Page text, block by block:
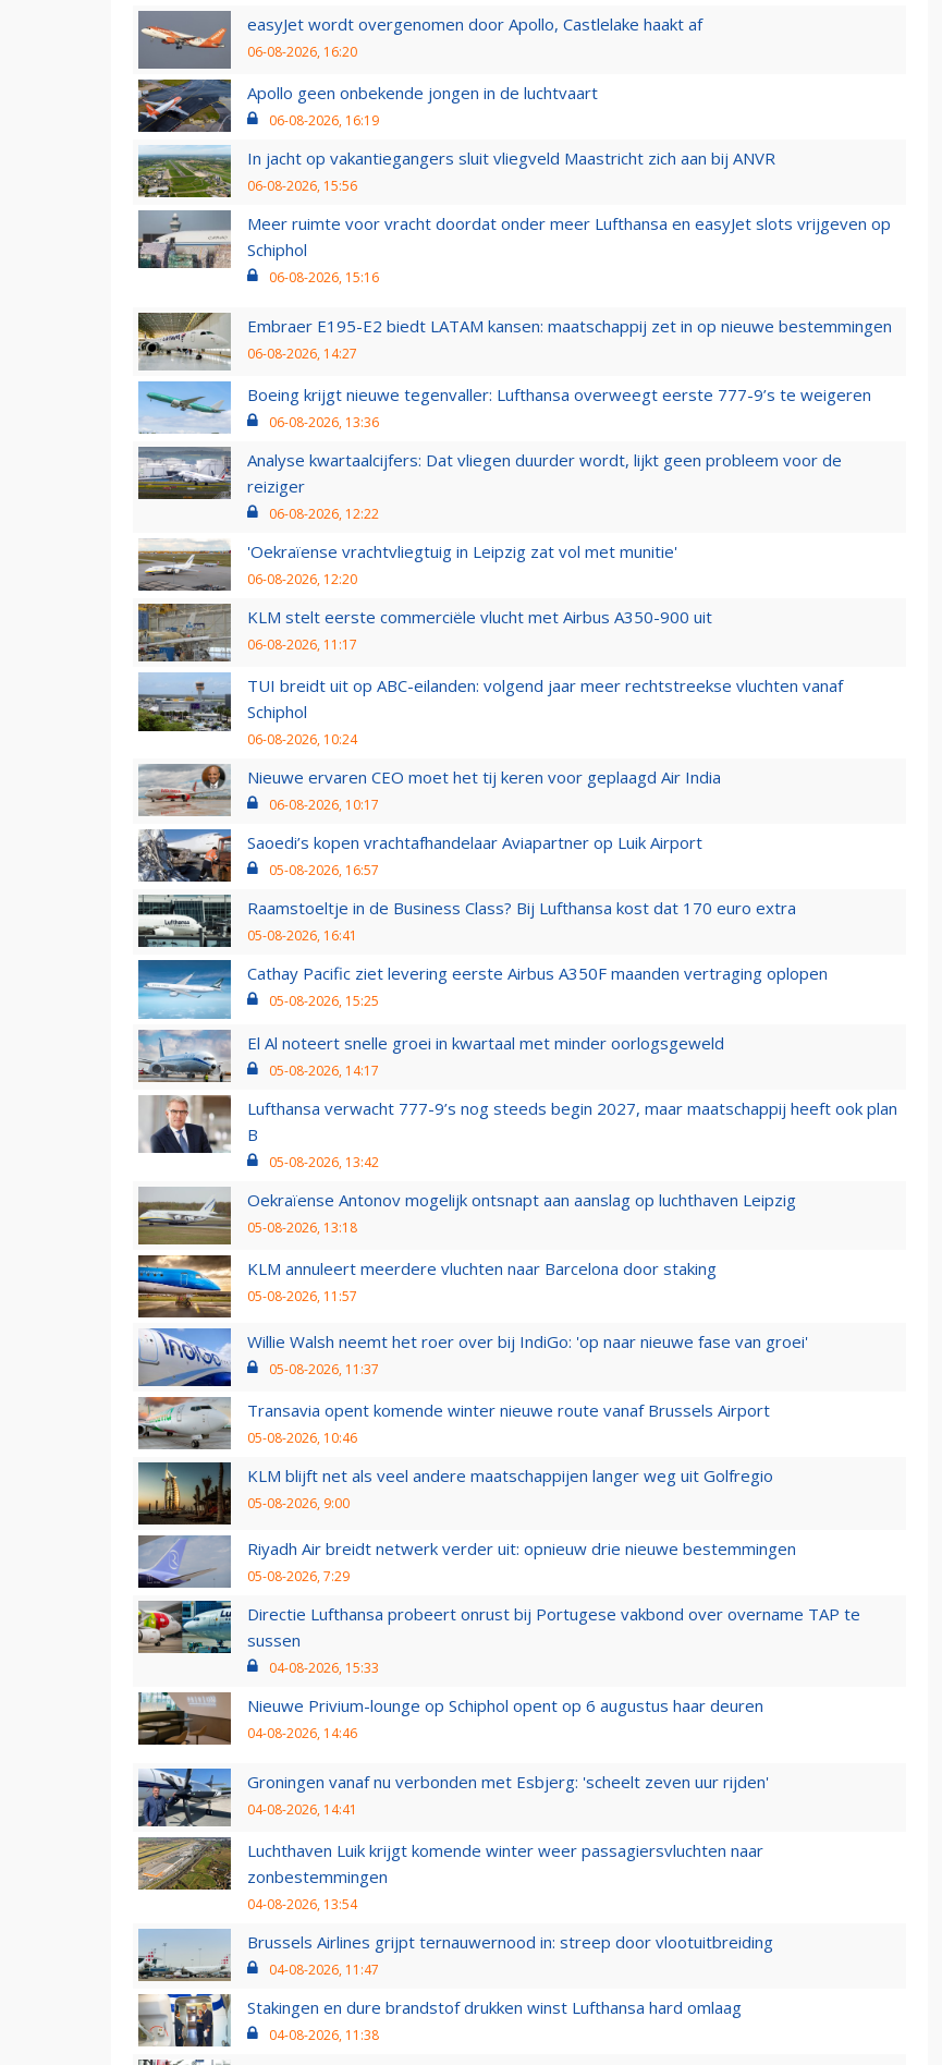
easyJet wordt overgenomen door Apollo, Castlelake haakt af
06-08-2026, 16:20
Apollo geen onbekende jongen in de luchtvaart
06-08-2026, 16:19
In jacht op vakantiegangers sluit vliegveld Maastricht zich aan bij ANVR
06-08-2026, 15:56
Meer ruimte voor vracht doordat onder meer Lufthansa en easyJet slots vrijgeven op
Schiphol
06-08-2026, 15:16
Embraer E195-E2 biedt LATAM kansen: maatschappij zet in op nieuwe bestemmingen
06-08-2026, 14:27
Boeing krijgt nieuwe tegenvaller: Lufthansa overweegt eerste 777-9’s te weigeren
06-08-2026, 13:36
Analyse kwartaalcijfers: Dat vliegen duurder wordt, lijkt geen probleem voor de
reiziger
06-08-2026, 12:22
'Oekraïense vrachtvliegtuig in Leipzig zat vol met munitie'
06-08-2026, 12:20
KLM stelt eerste commerciële vlucht met Airbus A350-900 uit
06-08-2026, 11:17
TUI breidt uit op ABC-eilanden: volgend jaar meer rechtstreekse vluchten vanaf
Schiphol
06-08-2026, 10:24
Nieuwe ervaren CEO moet het tij keren voor geplaagd Air India
06-08-2026, 10:17
Saoedi’s kopen vrachtafhandelaar Aviapartner op Luik Airport
05-08-2026, 16:57
Raamstoeltje in de Business Class? Bij Lufthansa kost dat 170 euro extra
05-08-2026, 16:41
Cathay Pacific ziet levering eerste Airbus A350F maanden vertraging oplopen
05-08-2026, 15:25
El Al noteert snelle groei in kwartaal met minder oorlogsgeweld
05-08-2026, 14:17
Lufthansa verwacht 777-9’s nog steeds begin 2027, maar maatschappij heeft ook plan
B
05-08-2026, 13:42
Oekraïense Antonov mogelijk ontsnapt aan aanslag op luchthaven Leipzig
05-08-2026, 13:18
KLM annuleert meerdere vluchten naar Barcelona door staking
05-08-2026, 11:57
Willie Walsh neemt het roer over bij IndiGo: 'op naar nieuwe fase van groei'
05-08-2026, 11:37
Transavia opent komende winter nieuwe route vanaf Brussels Airport
05-08-2026, 10:46
KLM blijft net als veel andere maatschappijen langer weg uit Golfregio
05-08-2026, 9:00
Riyadh Air breidt netwerk verder uit: opnieuw drie nieuwe bestemmingen
05-08-2026, 7:29
Directie Lufthansa probeert onrust bij Portugese vakbond over overname TAP te
sussen
04-08-2026, 15:33
Nieuwe Privium-lounge op Schiphol opent op 6 augustus haar deuren
04-08-2026, 14:46
Groningen vanaf nu verbonden met Esbjerg: 'scheelt zeven uur rijden'
04-08-2026, 14:41
Luchthaven Luik krijgt komende winter weer passagiersvluchten naar
zonbestemmingen
04-08-2026, 13:54
Brussels Airlines grijpt ternauwernood in: streep door vlootuitbreiding
04-08-2026, 11:47
Stakingen en dure brandstof drukken winst Lufthansa hard omlaag
04-08-2026, 11:38